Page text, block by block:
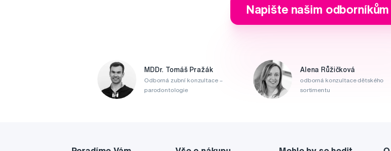
Napište našim odborníkům
MDDr. Tomáš Pražák
Odborná zubní konzultace –
parodontologie
Alena Růžičková
odborná konzultace dětského
sortimentu